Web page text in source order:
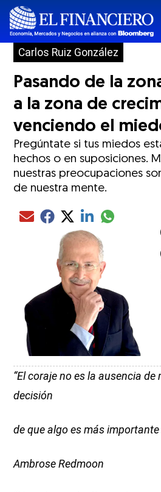
Carlos Ruiz González
Pasando de la
a la zona de
venciendo el
Pregúntate si tus miedos
hechos o en suposiciones.
nuestras preocupaciones
de nuestra mente.
Compartir el artículo actual
Compartir el artículo actual
Compartir el artículo
Compartir el
Compartir el
“El coraje no es la ausencia de
decisión
de que algo es más importante
Ambrose Redmoon